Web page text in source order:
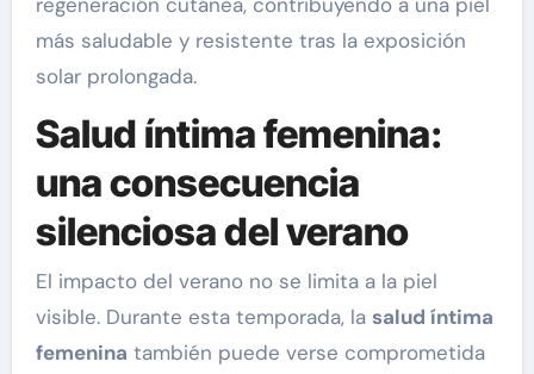
más saludable y resistente tras la exposición
solar prolongada.
Salud íntima femenina:
una consecuencia
silenciosa del verano
El impacto del verano no se limita a la piel
visible. Durante esta temporada, la salud íntima
femenina también puede verse comprometida